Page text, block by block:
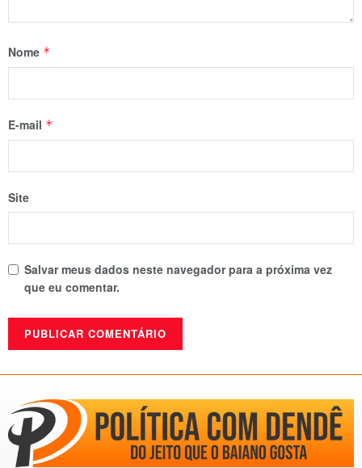
Nome *
E-mail *
Site
Salvar meus dados neste navegador para a próxima vez
que eu comentar.